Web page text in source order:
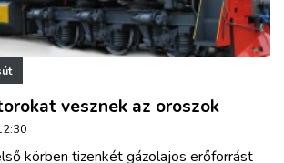
vesznek az oroszok
körben tizenkét gázolajos erőforrást